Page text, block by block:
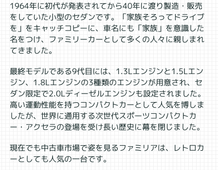
1964年に初代が発表されてから40年に渡り製造・販売
をしていた小型のセダンです。「家族そろってドライブ
を」をキャッチコピーに、車名にも「家族」を意識した
名をつけ、ファミリーカーとして多くの人々に親しまれ
てきました。
最終モデルである9代目には、1.3Lエンジンと1.5Lエン
ジン、1.8Lエンジンの3種類のエンジンが用意され、セ
ダン限定で2.0Lディーゼルエンジンも設定されました。
高い運動性能を持つコンパクトカーとして人気を博しま
したが、世界に通用する次世代スポーツコンパクトカ
ー・アクセラの登場を受け長い歴史に幕を閉じました。
現在でも中古車市場で姿を見るファミリアは、レトロカ
ーとしても人気の一台です。